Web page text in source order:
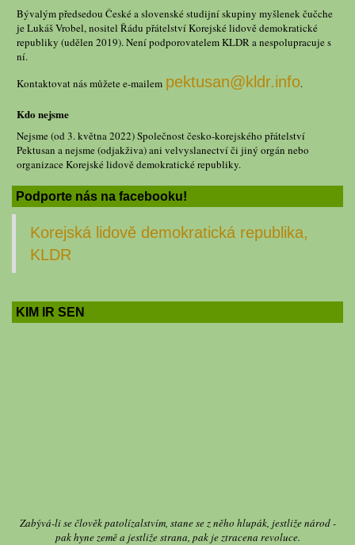
Bývalým předsedou České a slovenské studijní skupiny myšlenek čučche
je Lukáš Vrobel, nositel Řádu přátelství Korejské lidově demokratické
republiky (udělen 2019). Není podporovatelem KLDR a nespolupracuje s
ní.
Kontaktovat nás můžete e-mailem pektusan@kldr.info.
Kdo nejsme
Nejsme (od 3. května 2022) Společnost česko-korejského přátelství
Pektusan a nejsme (odjakživa) ani velvyslanectví či jiný orgán nebo
organizace Korejské lidově demokratické republiky.
Podporte nás na facebooku!
Korejská lidově demokratická republika,
KLDR
KIM IR SEN
Zabývá-li se člověk patolízalstvím, stane se z něho hlupák, jestliže národ -
pak hyne země a jestliže strana, pak je ztracena revoluce.